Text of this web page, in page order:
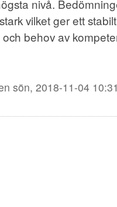
nivå.
vilket ger ett
behov av
sön, 2018-11-04